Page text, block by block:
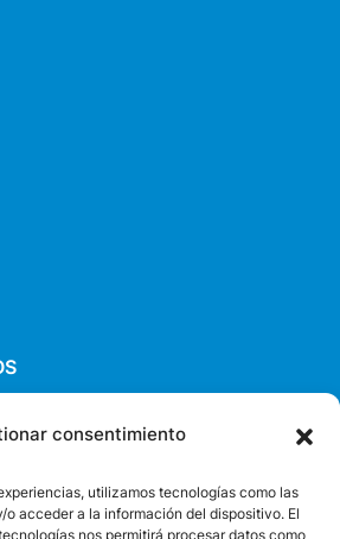
consentimiento
utilizamos tecnologías como las
acceder a la información del dispositivo. El
nos permitirá procesar datos como